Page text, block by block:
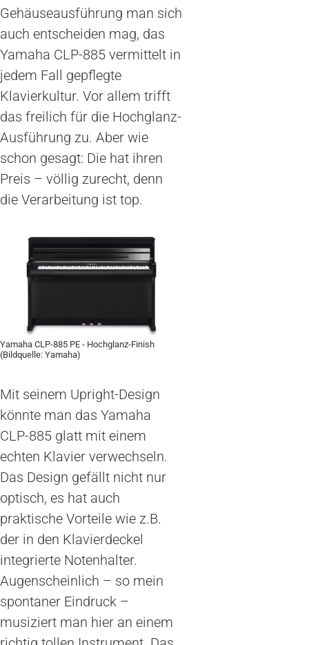
Gehäuseausführung man sich
auch entscheiden mag, das
Yamaha CLP-885 vermittelt in
jedem Fall gepflegte
Klavierkultur. Vor allem trifft
das freilich für die Hochglanz-
Ausführung zu. Aber wie
schon gesagt: Die hat ihren
Preis – völlig zurecht, denn
die Verarbeitung ist top.
Yamaha CLP-885 PE - Hochglanz-Finish
(Bildquelle: Yamaha)
Mit seinem Upright-Design
könnte man das Yamaha
CLP-885 glatt mit einem
echten Klavier verwechseln.
Das Design gefällt nicht nur
optisch, es hat auch
praktische Vorteile wie z.B.
der in den Klavierdeckel
integrierte Notenhalter.
Augenscheinlich – so mein
spontaner Eindruck –
musiziert man hier an einem